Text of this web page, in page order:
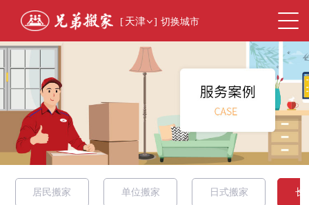
[天津 ] 切换城市
居民搬家 单位搬家 日式搬家 长